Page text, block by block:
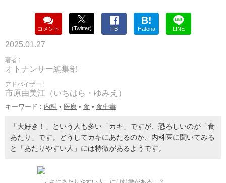
コメント (Twitter) FB
B!
Hatena LINE
2025.01.27
著者 :
オトナンサー編集部
アドバイザー :
市原由美江（いちはら・ゆみえ）
キーワード : 内科 • 医療 • 食 • 食中毒
「大好き！」という人も多い「カキ」ですが、恐ろしいのが「食
あたり」です。どうしてカキにあたるのか、内科医に聞いてみる
と「あたりやすい人」には特徴があるようです。